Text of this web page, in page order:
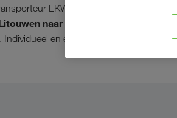
LKW WALTER expeditie
naar alle landen in Europa
. Individueel en efficiënt naar